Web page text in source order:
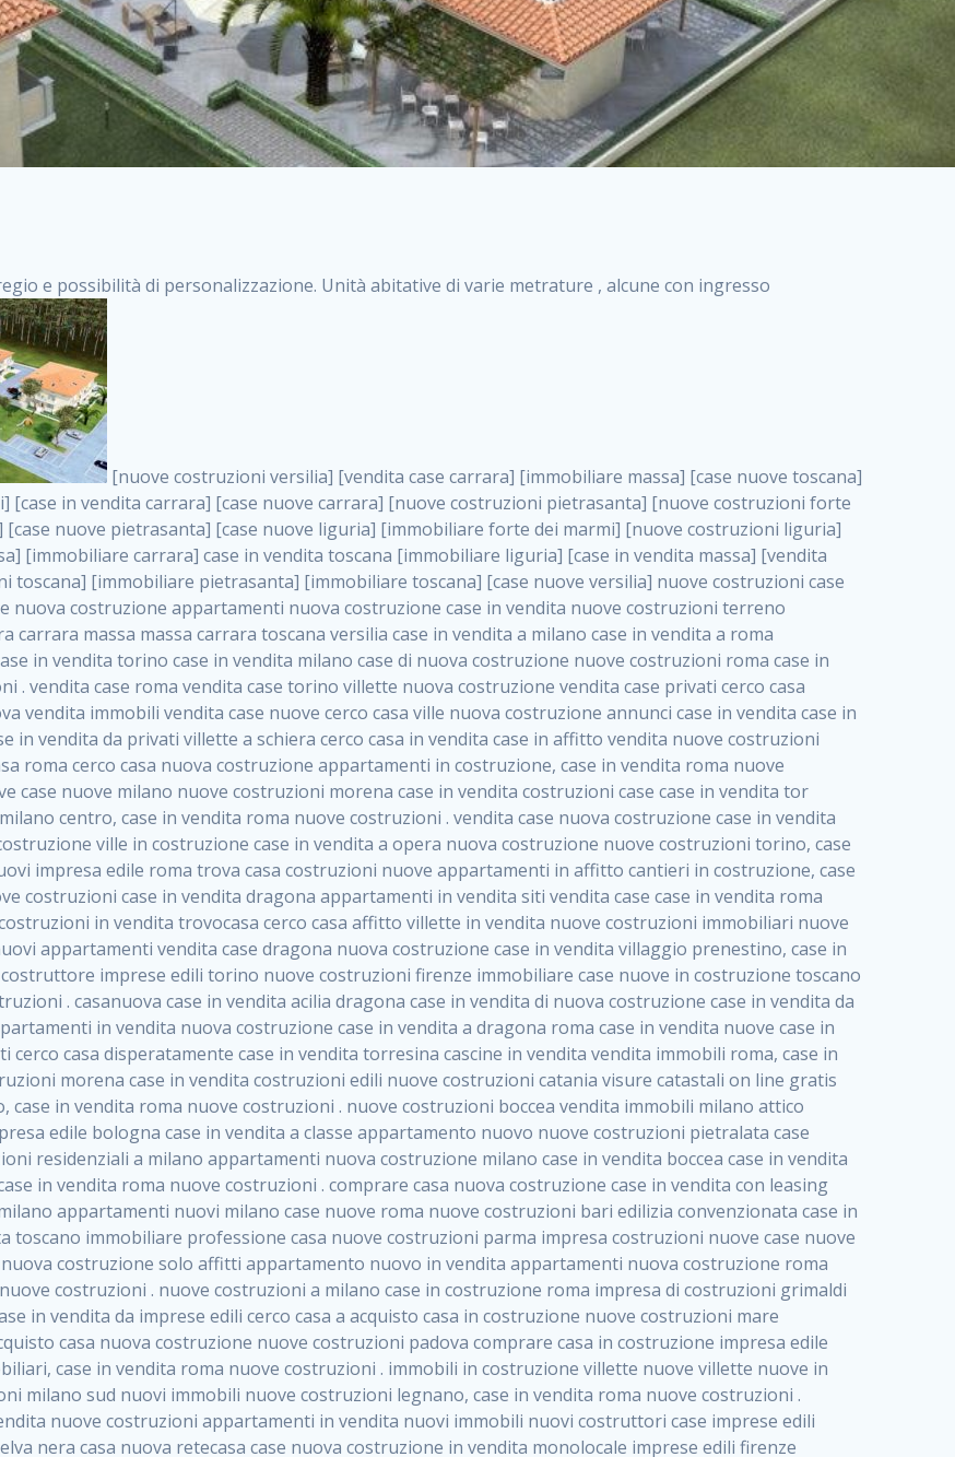
e possibilità di personalizzazione. Unità abitative di varie metrature , alcune con ingresso
[nuove costruzioni versilia] [vendita case carrara] [immobiliare massa] [case nuove toscana] [case in vendita versilia] [case nuove forte dei marmi] [case in vendita carrara] [case nuove carrara] [nuove costruzioni pietrasanta] [nuove costruzioni forte dei marmi] [immobiliare versilia] [case nuove massa] [case nuove pietrasanta] [case nuove liguria] [immobiliare forte dei marmi] [nuove costruzioni liguria] [nuove costruzioni carrara] [nuove costruzioni massa] [immobiliare carrara] case in vendita toscana [immobiliare liguria] [case in vendita massa] [vendita case massa] [vendita case versilia] [nuove costruzioni toscana] [immobiliare pietrasanta] [immobiliare toscana] [case nuove versilia] nuove costruzioni case nuove in vendita case nuove case in costruzione case nuova costruzione appartamenti nuova costruzione case in vendita nuove costruzioni terreno edificabile nuove costruzioni milano marina di carrara carrara massa massa carrara toscana versilia case in vendita a milano case in vendita a roma appartamenti nuovi in vendita vendita case milano case in vendita torino case in vendita milano case di nuova costruzione nuove costruzioni roma case in vendita roma , case in vendita roma nuove costruzioni . vendita case roma vendita case torino villette nuova costruzione vendita case privati cerco casa milano vendita case impresa edile vendita case genova vendita immobili vendita case nuove cerco casa ville nuova costruzione annunci case in vendita case in vendita nuova costruzione nuove case in vendita case in vendita da privati villette a schiera cerco casa in vendita case in affitto vendita nuove costruzioni costruire case affitto affitto negozio milano cerco casa roma cerco casa nuova costruzione appartamenti in costruzione, case in vendita roma nuove costruzioni . case nuove vendita case in vendita nuove case nuove milano nuove costruzioni morena case in vendita costruzioni case case in vendita tor vergata nuova annunci vendita case case in vendita milano centro, case in vendita roma nuove costruzioni . vendita case nuova costruzione case in vendita privati agenzia immobiliare appartamenti di nuova costruzione ville in costruzione case in vendita a opera nuova costruzione nuove costruzioni torino, case in vendita roma nuove costruzioni . appartamenti nuovi impresa edile roma trova casa costruzioni nuove appartamenti in affitto cantieri in costruzione, case in vendita roma nuove costruzioni . immobiliare nuove costruzioni case in vendita dragona appartamenti in vendita siti vendita case case in vendita roma nord nuovi costruzioni ville nuove in vendita nuove costruzioni in vendita trovocasa cerco casa affitto villette in vendita nuove costruzioni immobiliari nuove costruzioni bologna toscano immobiliare palermo nuovi appartamenti vendita case dragona nuova costruzione case in vendita villaggio prenestino, case in vendita roma nuove costruzioni . case in vendita dal costruttore imprese edili torino nuove costruzioni firenze immobiliare case nuove in costruzione toscano immobiliare milano, case in vendita roma nuove costruzioni . casanuova case in vendita acilia dragona case in vendita di nuova costruzione case in vendita da costruttore nuove costruzioni eur case e cantieri appartamenti in vendita nuova costruzione case in vendita a dragona roma case in vendita nuove case in costruzione porta portese immobiliare appartamenti cerco casa disperatamente case in vendita torresina cascine in vendita vendita immobili roma, case in vendita roma nuove costruzioni . milano nuove costruzioni morena case in vendita costruzioni edili nuove costruzioni catania visure catastali on line gratis nuove costruzioni monza case in costruzione milano, case in vendita roma nuove costruzioni . nuove costruzioni boccea vendita immobili milano attico immobiliare roma vendita imprese edili bergamo impresa edile bologna case in vendita a classe appartamento nuovo nuove costruzioni pietralata case costruzione case in vendita roma sud nuove costruzioni residenziali a milano appartamenti nuova costruzione milano case in vendita boccea case in vendita morena nuove costruzioni vendita immobili privati, case in vendita roma nuove costruzioni . comprare casa nuova costruzione case in vendita con leasing case in vendita ostia antica case nuova costruzione milano appartamenti nuovi milano case nuove roma nuove costruzioni bari edilizia convenzionata case in vendita a tortona villaggio prenestino case in vendita toscano immobiliare professione casa nuove costruzioni parma impresa costruzioni nuove case nuove costruzioni bergamo vendita immobili torino ville di nuova costruzione solo affitti appartamento nuovo in vendita appartamenti nuova costruzione roma case nuova costruzione roma, case in vendita roma nuove costruzioni . nuove costruzioni a milano case in costruzione roma impresa di costruzioni grimaldi immobiliare costruzioni villetta nuova costruzione case in vendita da imprese edili cerco casa a acquisto casa in costruzione nuove costruzioni mare costruzioni immobiliari cantieri nuove costruzioni acquisto casa nuova costruzione nuove costruzioni padova comprare casa in costruzione impresa edile napoli nuove costruzioni pescara casa risorse immobiliari, case in vendita roma nuove costruzioni . immobili in costruzione villette nuove villette nuove in vendita gabetti imprese edili verona nuove costruzioni milano sud nuovi immobili nuove costruzioni legnano, case in vendita roma nuove costruzioni . cantieri nuove costruzioni milano villa nuova case vendita nuove costruzioni appartamenti in vendita nuovi immobili nuovi costruttori case imprese edili brescia nuovi appartamenti milano case in vendita selva nera casa nuova retecasa case nuova costruzione in vendita monolocale imprese edili firenze imprese edili padova frimm vendita case dragona nuove costruzioni vendita imprese edili parma imprese di costruzioni milano immobiliare toscano frimm immobiliare roma case case dal costruttore acquisto terreno agricolo imprese edili italiane roma vende casa case nuove a milano nuove costruzioni a roma imprese costruzioni roma cerco casa nuova immobili di nuova costruzione case in vendita castelverde roma impresa edile palermo rent to buy roma nuove costruzioni, case in vendita roma nuove costruzioni . tempocasa case in vendita a riscatto nuove costruzioni varese nuove costruzioni bolzano vendita case in costruzione nuove costruzioni lecce cantiere milano costruire villa imprese edili treviso impresa edile catania case in vendita roma tiburtina vendita appartamenti nuova costruzione vendita immobili commerciali case nuove in vendita milano nuove costruzioni seregno cerca casa vendita cerco casa milano vendita nuove costruzioni milano ovest vendita case nuove milano imprese edili modena nuove costruzioni milano centro case in vendita aranova nuove abitazioni, case in vendita roma nuove costruzioni ., case in vendita roma nuove costruzioni . nuove costruzioni brescia nuove costruzioni como appartamenti nuovi in vendita a milano case in vendita bologna nuove costruzioni appartamenti in vendita milano nuova costruzione imprese edili como morena nuove costruzioni nuove costruzioni case vendita appartamenti nuovi nuove costruzioni salerno eurekasa villette in costruzione bilocali nuovi case nuove in vendita a roma case in vendita con permuta nuove costruzioni trento impresa edile varese imprese costruzioni milano imprese edili venezia case in vendita prenestina imprese edili spa nuove costruzioni gallarate roma nuove costruzioni case in nuova costruzione nuovi case nuove in vendita a milano nuove costruzioni loano nuovi cantieri milano imprese edili novara case in vendita roma est imprese di costruzioni roma appartamenti in costruzione milano nuovi cantieri cerco casa vendita milano nuove costruzioni brugherio vendita case da imprese edili imprese edili udine nuove costruzioni direttamente dal costruttore imprese edili vicenza case in vendita a loano nuova costruzione nuove villette prezzi case nuove case in vendita in costruzione compravendita terreno agricolo cantiere, case in vendita roma nuove costruzioni . case in vendita milano navigli costruzione nuova casa costruzioni nuove milano nuove costruzioni roma rent to buy nuove costruzioni taranto palazzo in costruzione vendita appartamenti nuova costruzione milano centro costruzioni milano case in vendita milano nuove costruzioni case in vendita milano sud impresa edile como case nuove a roma boccea case in vendita imprese edili trento nuove costruzioni buccinasco case in costruzione a milano nuove costruzioni ripamonti case in vendita a salerno nuove costruzioni nuove residenze milano case nuove vendita milano nuove costruzioni milano nord nuove costruzioni livorno vendita nuove costruzioni roma nuove costruzioni liguria costruzioni roma cerco casa roma vendita nuove costruzioni classe a impresa edile rimini nuovi annunci case in vendita nuove costruzioni magenta todini costruzioni case grezze in vendita vendita appartamenti nuovi milano case in vendita gallaratese milano nuove costruzioni arezzo, case in vendita roma nuove costruzioni . case in vendita castelverde case nuove dal costruttore nuovo appartamento nuove costruzioni desenzano imprese edili lombardia imprese edili veneto appartamenti in costruzione roma case vendita pescara nuove costruzioni case in vendita ad acilia imprese edili verona e provincia nuove costruzioni desio appartamenti classe a milano firenze nuove costruzioni pirelli re immobiliare grandi imprese di costruzioni case in vendita torresina roma case in vendita navigli milano nuove costruzioni roma centro